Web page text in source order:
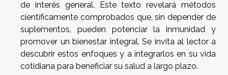
de interés general. Este texto revelará métodos
científicamente comprobados que, sin depender de
suplementos, pueden potenciar la inmunidad y
promover un bienestar integral. Se invita al lector a
descubrir estos enfoques y a integrarlos en su vida
cotidiana para beneficiar su salud a largo plazo.